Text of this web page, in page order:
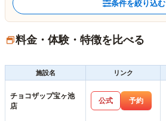
条件を絞り込む
料金・体験・特徴を比べる
施設名
リンク
チョコザップ宝ヶ池
店
公式 予約